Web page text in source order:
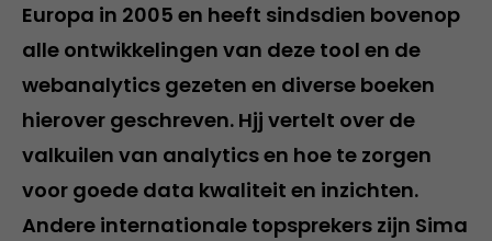
Europa in 2005 en heeft sindsdien bovenop
alle ontwikkelingen van deze tool en de
webanalytics gezeten en diverse boeken
hierover geschreven. Hjj vertelt over de
valkuilen van analytics en hoe te zorgen
voor goede data kwaliteit en inzichten.
Andere internationale topsprekers zijn Sima